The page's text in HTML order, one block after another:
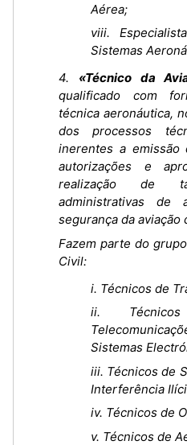
Aérea;
viii.
Sistemas
4. «Técnico da
qualificado com
técnica aeronáutica,
dos processos
inerentes a emissão
autorizações e
realização de
administrativas de
segurança da aviação
Fazem parte do
Civil:
i. Técnicos de
ii.
Sistemas
iii. Técnicos de
Interferência
iv. Técnicos de
v. Técnicos de